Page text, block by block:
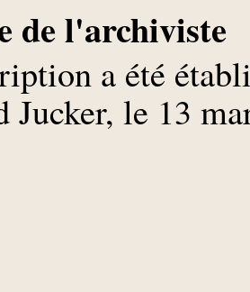
de l'archiviste
a été
Jucker, le 13